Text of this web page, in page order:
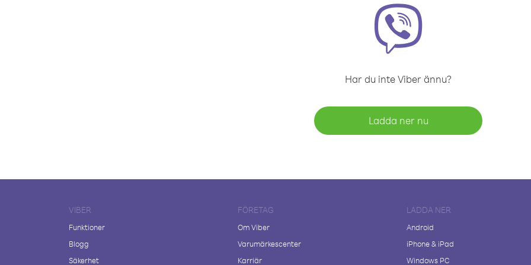
Har du inte Viber ännu?
Ladda ner nu
VIBER
Funktioner
Blogg
Säkerhet
FÖRETAG
Om Viber
Varumärkescenter
Karriär
LADDA NER
Android
iPhone & iPad
Windows PC